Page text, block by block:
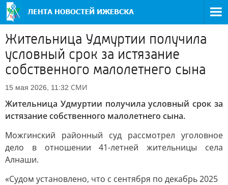
Жительница Удмуртии получила
условный срок за истязание
собственного малолетнего сына
15 мая 2026, 11:32 СМИ
Жительница Удмуртии получила условный срок за
истязание собственного малолетнего сына.
Можгинский районный суд рассмотрел уголовное
дело в отношении 41-летней жительницы села
Алнаши.
«Судом установлено, что с сентября по декабрь 2025